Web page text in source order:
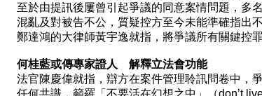
至於由提訊後屢曾引起爭議的同意案情問題，多
混亂及對被告不公，質疑控方至今未能準確指出
鄭達鴻的大律師黃宇逸就指，將爭議所有關鍵控
何桂藍或傳專家證人 解釋立法會功能
法官陳慶偉就指，辯方在案件管理聆訊問卷中，
任何共識，籲羅「不要活在幻想之中」（don’t